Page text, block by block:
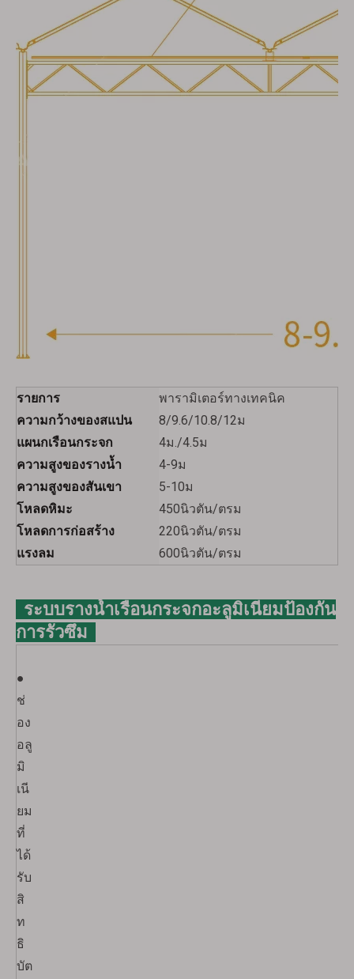
รายการ
พารามิเตอร์ทางเทคนิค
ความกว้างของสแปน
8/9.6/10.8/12ม
แผนกเรือนกระจก
4ม./4.5ม
ความสูงของรางน้ำ
4-9ม
ความสูงของสันเขา
5-10ม
โหลดหิมะ
450นิวตัน/ตรม
โหลดการก่อสร้าง
220นิวตัน/ตรม
แรงลม
600นิวตัน/ตรม
ระบบรางน้ำเรือนกระจกอะลูมิเนียมป้องกัน
การรั่วซึม
●
ช่
อง
อลู
มิ
เนี
ยม
ที่
ได้
รับ
สิ
ท
ธิ
บัต